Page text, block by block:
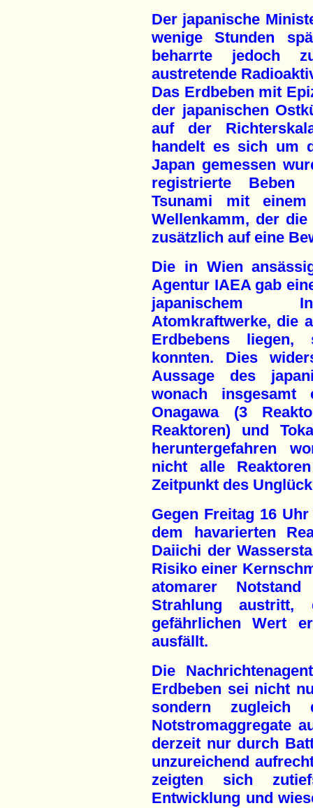
Der japanische
wenige Stunden
beharrte jedoch
austretende
Das Erdbeben mit
der japanischen
auf der
handelt es sich um
Japan gemessen
registrierte Beben
Tsunami mit
Wellenkamm, der
zusätzlich auf eine
Die in Wien
Agentur IAEA gab
japanischem
Atomkraftwerke, die
Erdbebens liegen,
konnten. Dies
Aussage des
wonach
Onagawa (3
Reaktoren) und
heruntergefahren
nicht alle
Zeitpunkt des
Gegen Freitag 16
dem havarierten
Daiichi der
Risiko einer
atomarer
Strahlung austritt,
gefährlichen Wert
ausfällt.
Die
Erdbeben sei nicht
sondern zugleich
Notstromaggregate
derzeit nur durch
unzureichend
zeigten sich
Entwicklung und